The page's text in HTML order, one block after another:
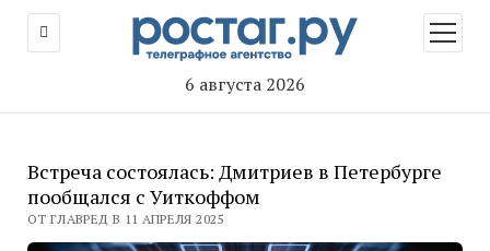
6 августа 2026
меню
Встреча состоялась: Дмитриев в Петербурге
пообщался с Уиткоффом
ОТ ГЛАВРЕД В 11 АПРЕЛЯ 2025